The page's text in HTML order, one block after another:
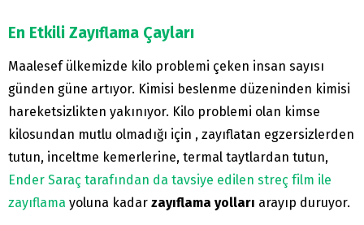
En Etkili Zayıflama Çayları
Maalesef ülkemizde kilo problemi çeken insan sayısı
günden güne artıyor. Kimisi beslenme düzeninden kimisi
hareketsizlikten yakınıyor. Kilo problemi olan kimse
kilosundan mutlu olmadığı için , zayıflatan egzersizlerden
tutun, inceltme kemerlerine, termal taytlardan tutun,
Ender Saraç tarafından da tavsiye edilen streç film ile
zayıflama yoluna kadar zayıflama yolları arayıp duruyor.